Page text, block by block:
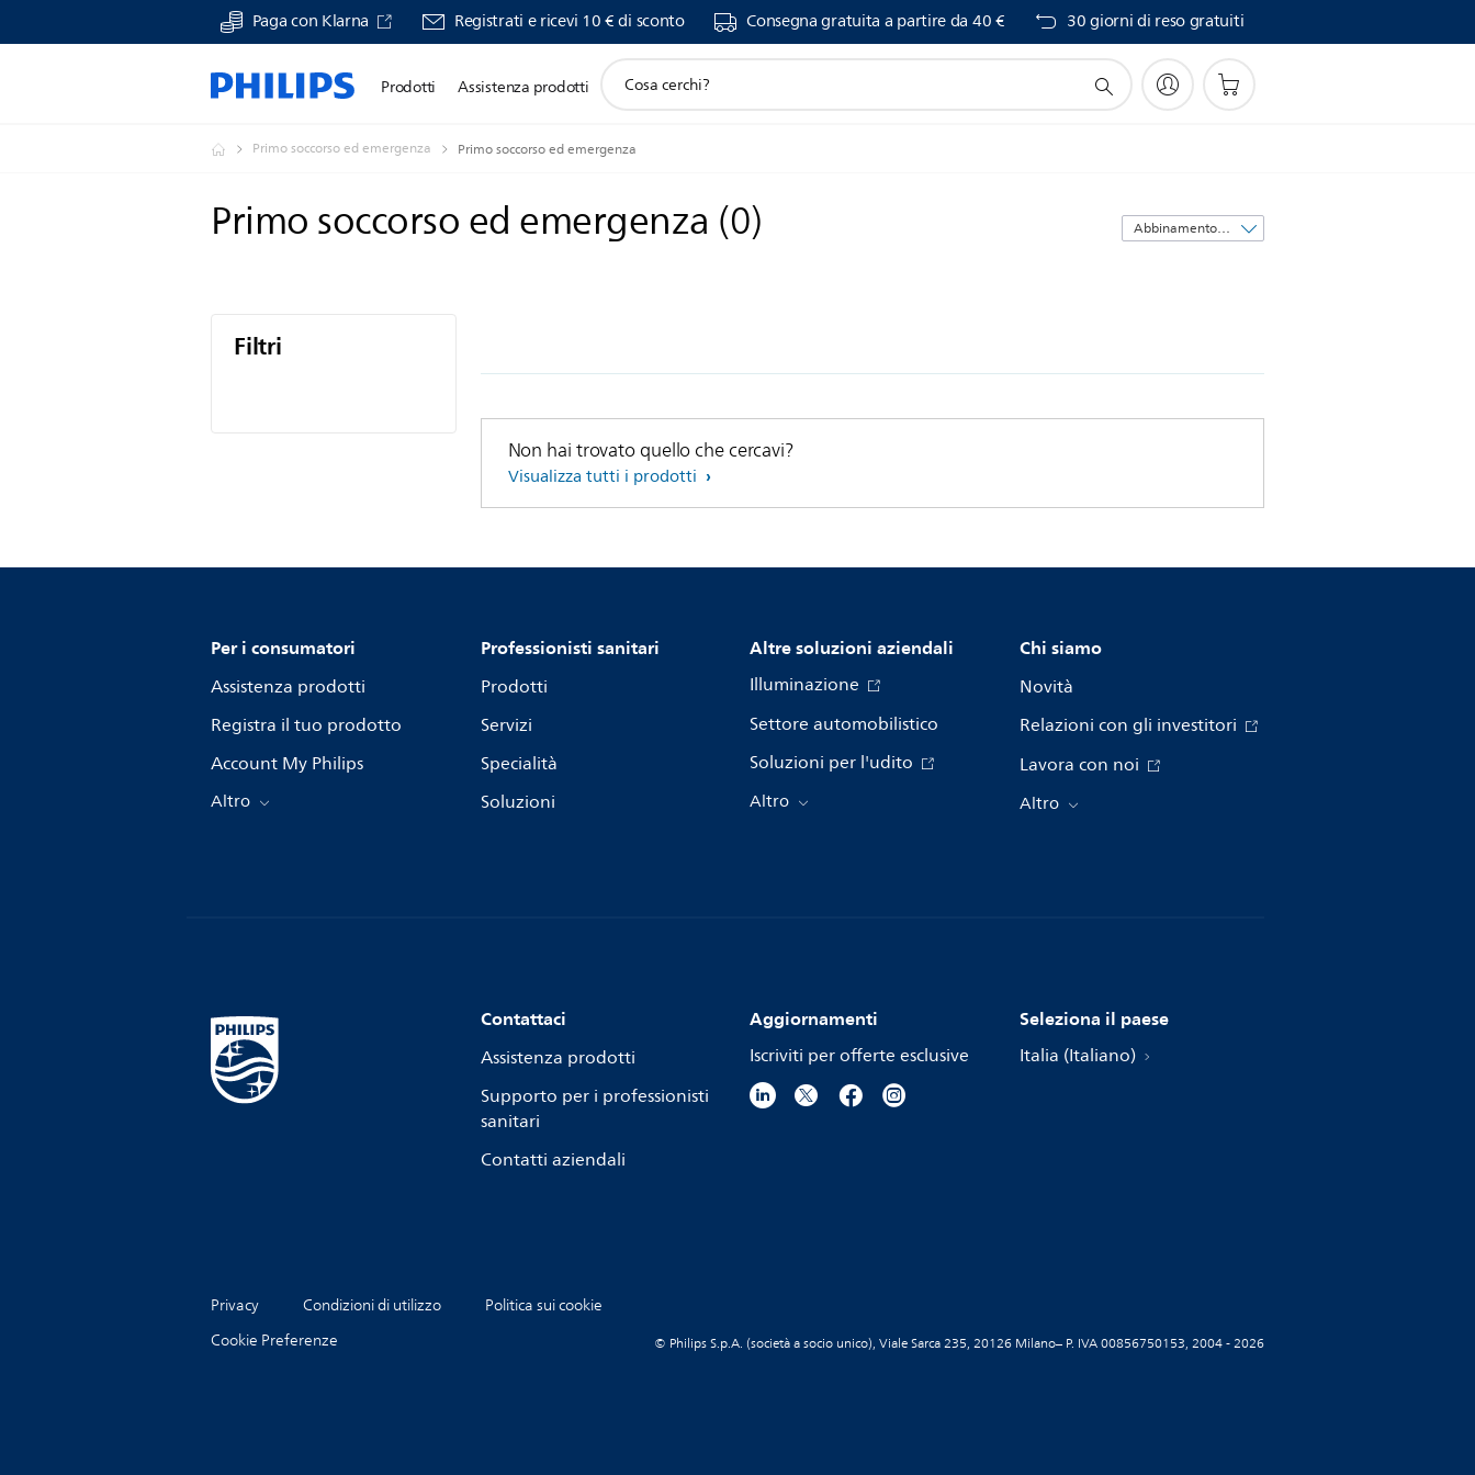
Paga con Klarna Registrati e ricevi 10 € di sconto Consegna gratuita a partire da 40 € 30 giorni di reso gratuiti
Prodotti Assistenza prodotti
supporto
Primo soccorso ed emergenza Primo soccorso ed emergenza
Primo soccorso ed emergenza (0)
Ordina
per
Filtri
Non hai trovato quello che cercavi?
Visualizza tutti i prodotti
Per i consumatori
Assistenza prodotti
Registra il tuo prodotto
Account My Philips
Altro
Professionisti sanitari
Prodotti
Servizi
Specialità
Soluzioni
Altre soluzioni aziendali
Illuminazione
Settore automobilistico
Soluzioni per l'udito
Altro
Chi siamo
Novità
Relazioni con gli investitori
Lavora con noi
Altro
Contattaci
Assistenza prodotti
Supporto per i professionisti
sanitari
Contatti aziendali
Aggiornamenti
Iscriviti per offerte esclusive
Seleziona il paese
Italia (Italiano)
Privacy Condizioni di utilizzo
Politica sui cookie
Cookie Preferenze
© Philips S.p.A. (società a socio unico), Viale Sarca 235, 20126 Milano– P. IVA 00856750153, 2004 - 2026